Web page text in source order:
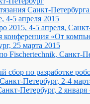
Санкт-
4-5 апреля 2015
2015, 4-5 апреля,
конференция «От
25 марта 2015
Fischertechnik, Санкт-
сбор по разработке
Петербург, 2-4
Петербург, 2